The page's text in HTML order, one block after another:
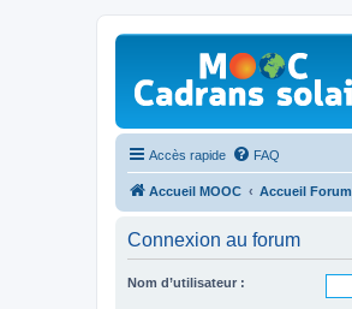
Accès rapide FAQ
Accueil MOOC Accueil Forum
Connexion au forum
Nom d’utilisateur :